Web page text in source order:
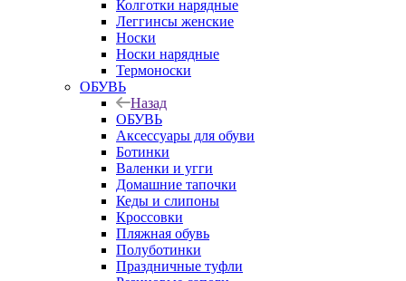
Колготки нарядные
Леггинсы женские
Носки
Носки нарядные
Термоноски
ОБУВЬ
Назад
ОБУВЬ
Аксессуары для обуви
Ботинки
Валенки и угги
Домашние тапочки
Кеды и слипоны
Кроссовки
Пляжная обувь
Полуботинки
Праздничные туфли